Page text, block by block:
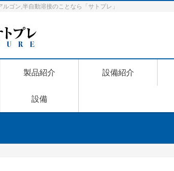
ゴン,半自動溶接のことなら「サトプレ」
製品紹介 設備紹介
設備